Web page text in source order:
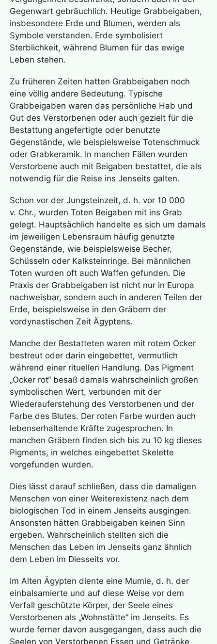
Gegenwart gebräuchlich. Heutige Grabbeigaben,
insbesondere Erde und Blumen, werden als
Symbole verstanden. Erde symbolisiert
Sterblichkeit, während Blumen für das ewige
Leben stehen.
Zu früheren Zeiten hatten Grabbeigaben noch
eine völlig andere Bedeutung. Typische
Grabbeigaben waren das persönliche Hab und
Gut des Verstorbenen oder auch gezielt für die
Bestattung angefertigte oder benutzte
Gegenstände, wie beispielsweise Totenschmuck
oder Grabkeramik. In manchen Fällen wurden
Verstorbene auch mit Beigaben bestattet, die als
notwendig für die Reise ins Jenseits galten.
Schon vor der Jungsteinzeit, d. h. vor 10 000
v. Chr., wurden Toten Beigaben mit ins Grab
gelegt. Hauptsächlich handelte es sich um damals
im jeweiligen Lebensraum häufig genutzte
Gegenstände, wie beispielsweise Becher,
Schüsseln oder Kalksteinringe. Bei männlichen
Toten wurden oft auch Waffen gefunden. Die
Praxis der Grabbeigaben ist nicht nur in Europa
nachweisbar, sondern auch in anderen Teilen der
Erde, beispielsweise in den Gräbern der
vordynastischen Zeit Ägyptens.
Manche der Bestatteten waren mit rotem Ocker
bestreut oder darin eingebettet, vermutlich
während einer rituellen Handlung. Das Pigment
„Ocker rot“ besaß damals wahrscheinlich großen
symbolischen Wert, verbunden mit der
Wiederauferstehung des Verstorbenen und der
Farbe des Blutes. Der roten Farbe wurden auch
lebenserhaltende Kräfte zugesprochen. In
manchen Gräbern finden sich bis zu 10 kg dieses
Pigments, in welches eingebettet Skelette
vorgefunden wurden.
Dies lässt darauf schließen, dass die damaligen
Menschen von einer Weiterexistenz nach dem
biologischen Tod in einem Jenseits ausgingen.
Ansonsten hätten Grabbeigaben keinen Sinn
ergeben. Wahrscheinlich stellten sich die
Menschen das Leben im Jenseits ganz ähnlich
dem Leben im Diesseits vor.
Im Alten Ägypten diente eine Mumie, d. h. der
einbalsamierte und auf diese Weise vor dem
Verfall geschützte Körper, der Seele eines
Verstorbenen als „Wohnstätte“ im Jenseits. Es
wurde ferner davon ausgegangen, dass auch die
Seelen von Verstorbenen Essen und Getränke